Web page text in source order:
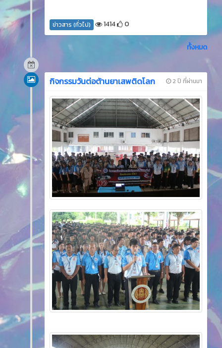
ข่าวสาร (ทั่วไป) 1414 0
ทั้งหมด
2 ปี ที่ผ่านมา
กิจกรรมวันต่อต้านยาเสพติดโลก